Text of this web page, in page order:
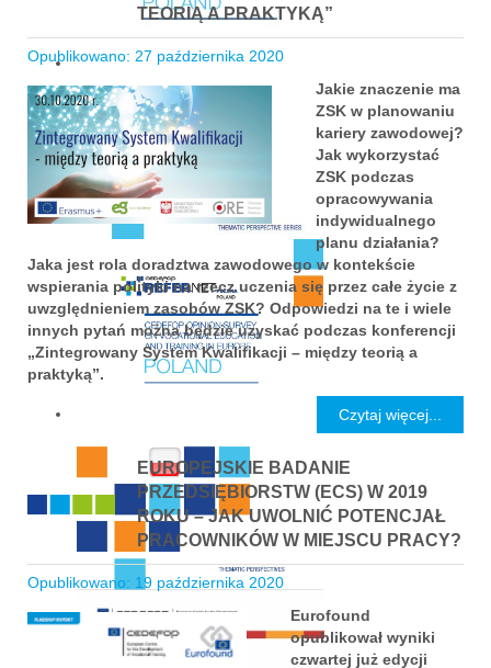
TEORIĄ A PRAKTYKĄ”
Opublikowano: 27 października 2020
Jakie znaczenie ma
ZSK w planowaniu
kariery zawodowej?
Jak wykorzystać
ZSK podczas
opracowywania
indywidualnego
planu działania?
Jaka jest rola doradztwa zawodowego w kontekście
wspierania polityki na rzecz uczenia się przez całe życie z
uwzględnieniem zasobów ZSK? Odpowiedzi na te i wiele
innych pytań można będzie uzyskać podczas konferencji
„Zintegrowany System Kwalifikacji – między teorią a
praktyką”.
Czytaj więcej...
EUROPEJSKIE BADANIE
PRZEDSIĘBIORSTW (ECS) W 2019
ROKU – JAK UWOLNIĆ POTENCJAŁ
PRACOWNIKÓW W MIEJSCU PRACY?
Opublikowano: 19 października 2020
Eurofound
opublikował wyniki
czwartej już edycji